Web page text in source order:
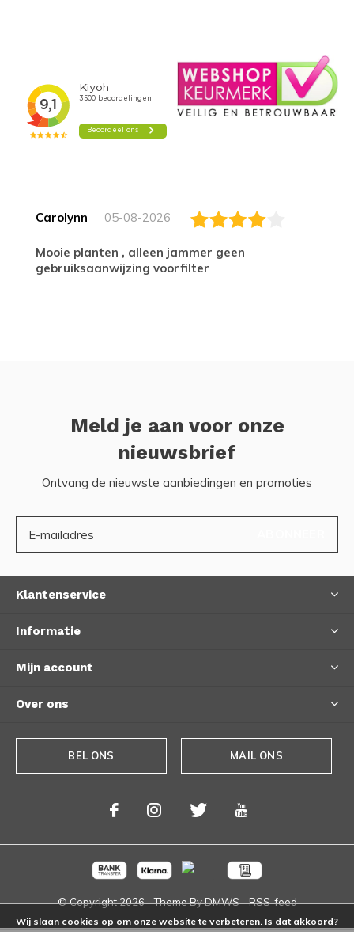
Carolynn 05-08-2026
Mooie planten , alleen jammer geen
gebruiksaanwijzing voorfilter
Meld je aan voor onze
nieuwsbrief
Ontvang de nieuwste aanbiedingen en promoties
Klantenservice
Informatie
Mijn account
Over ons
BEL ONS MAIL ONS
© Copyright2026- Theme ByDMWS-RSS-feed
Wij slaan cookies op om onze website te verbeteren. Is dat akkoord?